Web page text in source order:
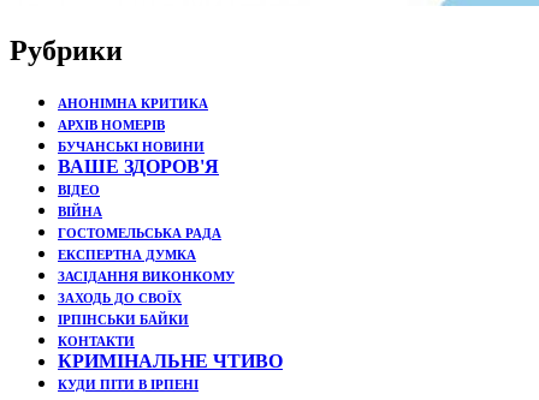
Рубрики
АНОНІМНА КРИТИКА
АРХІВ НОМЕРІВ
БУЧАНСЬКІ НОВИНИ
ВАШЕ ЗДОРОВ'Я
ВІДЕО
ВІЙНА
ГОСТОМЕЛЬСЬКА РАДА
ЕКСПЕРТНА ДУМКА
ЗАСІДАННЯ ВИКОНКОМУ
ЗАХОДЬ ДО СВОЇХ
ІРПІНСЬКИ БАЙКИ
КОНТАКТИ
КРИМІНАЛЬНЕ ЧТИВО
КУДИ ПІТИ В ІРПЕНІ